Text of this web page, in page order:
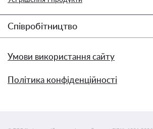
Співробітництво
Умови використання сайту
Політика конфіденційності